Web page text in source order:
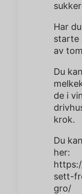
Har
starte
av
Du
de i
krok.
Du
her:
sett-
gro/